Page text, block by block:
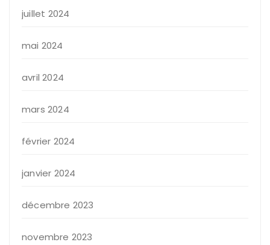
juillet 2024
mai 2024
avril 2024
mars 2024
février 2024
janvier 2024
décembre 2023
novembre 2023